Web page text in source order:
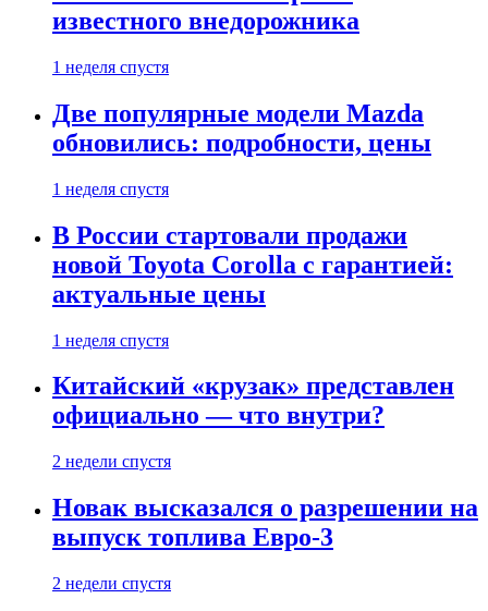
известного внедорожника
1 неделя спустя
Две популярные модели Mazda
обновились: подробности, цены
1 неделя спустя
В России стартовали продажи
новой Toyota Corolla с гарантией:
актуальные цены
1 неделя спустя
Китайский «крузак» представлен
официально — что внутри?
2 недели спустя
Новак высказался о разрешении на
выпуск топлива Евро-3
2 недели спустя